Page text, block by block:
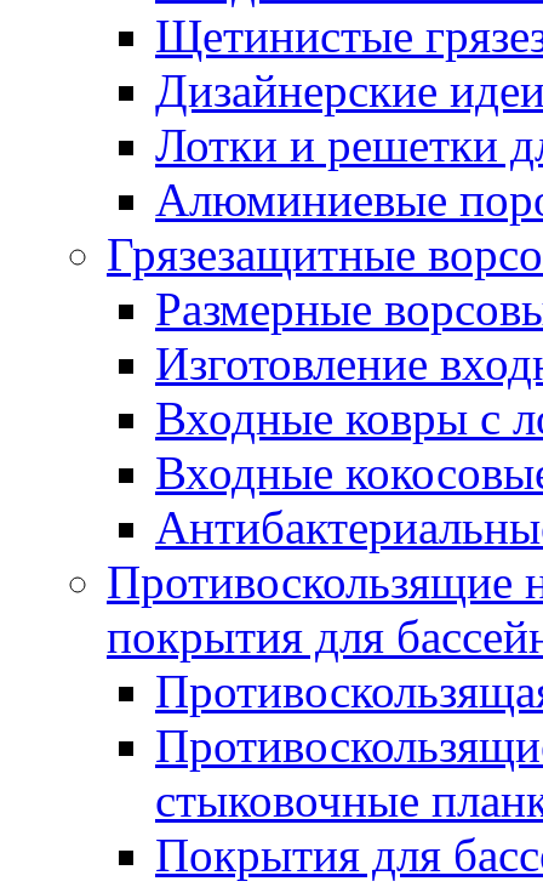
Щетинистые
Дизайнерские
Лотки и решетки
Алюминиевые
Грязезащитные
Размерные
Изготовление
Входные ковры с
Входные
Противоскользящие
покрытия для
стыковочные
Покрытия для